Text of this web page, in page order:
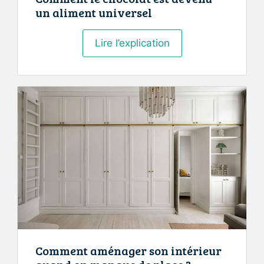
un aliment universel​
Lire l’explicationComment
le
est
devenu
aliment
universel​
Comment aménager son intérieur